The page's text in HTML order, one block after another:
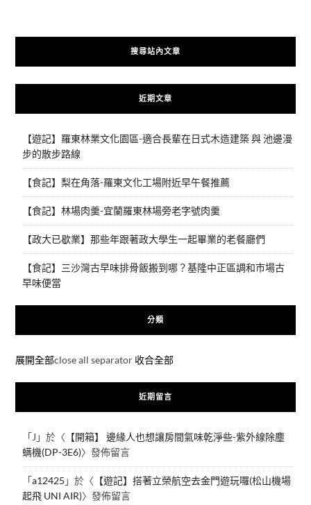
搜尋站內文章
近期文章
【遊記】羅東林業文化園區-適合長輩在日式木造建築 與 池邊漫
步的散步路線
【食記】梨在角落-羅東文化工場附近早午餐推薦
【食記】林場肉羹-宜蘭羅東林場旁老字號肉羹
【政大已歇業】那些年跟著政大學生一起畢業的老餐廳們
【食記】三沙灣古早味排骨飯搬到哪？基隆中正區調和市場古
早味便當
分類
展開全部close all separator 收合全部
近期留言
「J 」於〈 【開箱】 邊緣人也想讓房間氣味乾淨些-紫外線除塵
螨機(DP-3E6)〉發佈留言
「a12425 」於〈 【遊記】搭著立榮航空去金門遊玩囉(松山機場
起飛 UNI AIR)〉發佈留言